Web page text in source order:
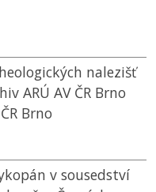
nalezišť
ARÚ AVČR Brno
Brno
v sousedství